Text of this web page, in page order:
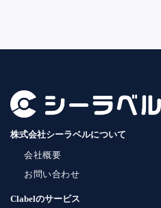
株式会社シーラベルについて
会社概要
お問い合わせ
Clabelのサービス